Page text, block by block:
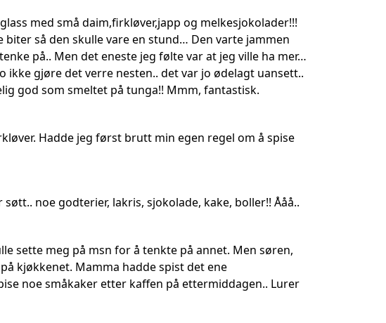
med små daim,firkløver,japp og melkesjokolader!!!
så den skulle vare en stund… Den varte jammen
på.. Men det eneste jeg følte var at jeg ville ha mer…
ikke gjøre det verre nesten.. det var jo ødelagt uansett..
god som smeltet på tunga!! Mmm, fantastisk.
Hadde jeg først brutt min egen regel om å spise
noe godterier, lakris, sjokolade, kake, boller!! Ååå..
sette meg på msn for å tenkte på annet. Men søren,
kjøkkenet. Mamma hadde spist det ene
noe småkaker etter kaffen på ettermiddagen.. Lurer